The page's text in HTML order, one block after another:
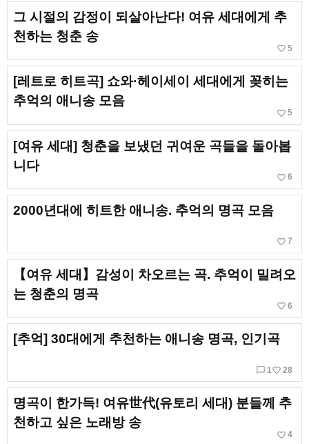
그 시절의 감정이 되살아난다! 여유 세대에게 추
천하는 청춘 송
favorite_border 5
[레트로 히트곡] 쇼와·헤이세이 세대에게 꽂히는
추억의 애니송 모음
favorite_border 5
[여유 세대] 청춘을 보냈던 귀여운 곡들을 돌아봅
니다
favorite_border 6
2000년대에 히트한 애니송. 추억의 명곡 모음
favorite_border 7
【여유 세대】감성이 차오르는 곡. 추억이 밀려오
는 청춘의 명곡
favorite_border 6
[추억] 30대에게 추천하는 애니송 명곡, 인기곡
chat_bubble_outline 1 favorite_border 28
명곡이 한가득! 여유世代(유토리 세대) 분들께 추
천하고 싶은 노래방 송
favorite_border 4